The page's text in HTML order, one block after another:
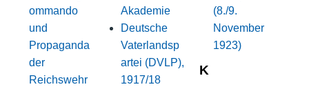
ommando
und
Propaganda
der
Reichswehr
Akademie
Deutsche
Vaterlandsp
artei (DVLP),
1917/18
(8./9.
November
1923)
K